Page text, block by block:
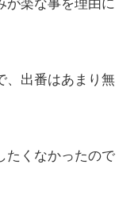
が楽な事を理由に
、出番はあまり無
たくなかったので